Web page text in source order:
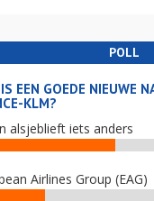
POLL
EEN GOEDE NIEUWE
KLM?
alsjeblieft iets anders
Airlines Group (EAG)